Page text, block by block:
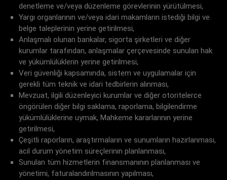
denetleme ve/veya düzenleme görevlerinin yürütülmesi,
Yargı organlarının ve/veya idari makamların istediği bilgi ve
belge taleplerinin yerine getirilmesi,
Anlaşmalı olunan bankalar, sigorta şirketleri ve diğer
kurumlar tarafından, anlaşmalar çerçevesinde sunulan hak
ve yükümlülüklerin yerine getirilmesi,
Veri güvenliği kapsamında, sistem ve uygulamalar için
gerekli tüm teknik ve idari tedbirlerin alınması,
Mevzuat, ilgili düzenleyici kurumlar ve diğer otoritelerce
öngörülen diğer bilgi saklama, raporlama, bilgilendirme
yükümlülüklerine uymak, Mahkeme kararlarının yerine
getirilmesi,
Çeşitli raporların, araştırmaların ve sunumların hazırlanması,
acil durum yönetim süreçlerinin planlanması,
Sunulan tüm hizmetlerin finansmanının planlanması ve
yönetimi, faturalandırılmasının yapılması,